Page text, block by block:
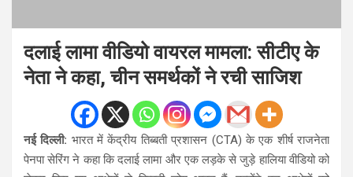
दलाई लामा वीडियो वायरल मामला: सीटीए के
नेता ने कहा, चीन समर्थकों ने रची साजिश
नई दिल्ली: भारत में केंद्रीय तिब्बती प्रशासन (CTA) के एक शीर्ष राजनेता
पेनपा सेरिंग ने कहा कि दलाई लामा और एक लड़के से जुड़े हालिया वीडियो को